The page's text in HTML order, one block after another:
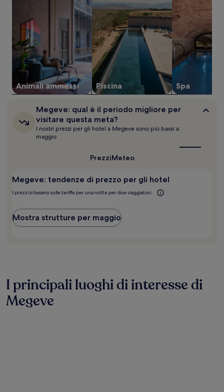
notte
per
2
adulti.
Prezzi
disponibilità
possono
Potrebbero
essere
previste
condizioni
Animali ammessi Piscina Spa
Megeve:
qual
è
il
periodo
meta?
Megeve: qual è il periodo migliore per
visitare questa meta?
I nostri prezzi per gli hotel a Megeve sono più bassi a
maggio
PrezziMeteo
Megeve: tendenze di prezzo per gli hotel
I prezzi si basano sulle tariffe per una notte per due viaggiatori.
Mostra strutture per maggio
I principali luoghi di interesse di
Megeve